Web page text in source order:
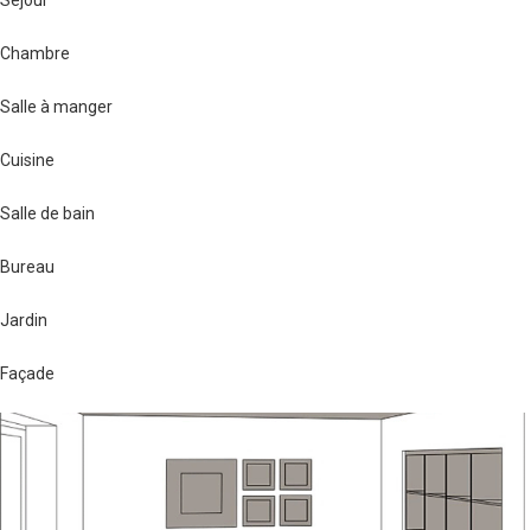
Chambre
Salle à manger
Cuisine
Salle de bain
Bureau
Jardin
Façade